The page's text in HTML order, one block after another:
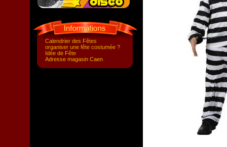
Calendrier des Fêtes
organiser une fête costumée ?
Idée de Fête
Adresse magasin Caen